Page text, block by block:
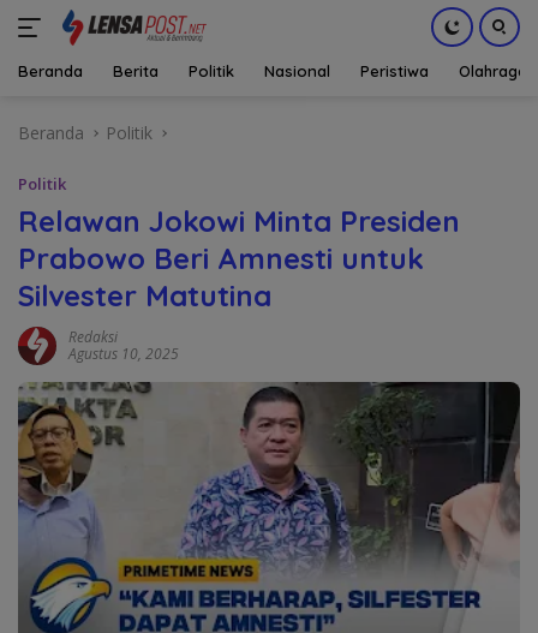
Beranda Berita Politik Nasional Peristiwa Olahraga
Beranda Politik
Politik
Relawan Jokowi Minta Presiden
Prabowo Beri Amnesti untuk
Silvester Matutina
Redaksi
Agustus 10, 2025